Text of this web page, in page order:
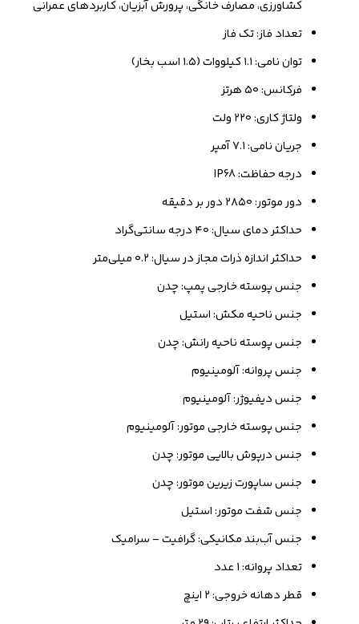
کشاورزی، مصارف خانگی، پرورش آبزیان، کاربردهای عمرانی
تعداد فاز: تک فاز
توان نامی: ۱.۱ کیلووات (۱.۵ اسب بخار)
فرکانس: ۵۰ هرتز
ولتاژ کاری: ۲۲۰ ولت
جریان نامی: ۷.۱ آمپر
درجه حفاظت: IP68
دور موتور: ۲۸۵۰ دور بر دقیقه
حداکثر دمای سیال: ۴۰ درجه سانتی‌گراد
حداکثر اندازه ذرات مجاز در سیال: ۰.۲ میلی‌متر
جنس پوسته خارجی پمپ: چدن
جنس ناحیه مکش: استیل
جنس پوسته ناحیه رانش: چدن
جنس پروانه: آلومینیوم
جنس دیفیوژر: آلومینیوم
جنس پوسته خارجی موتور: آلومینیوم
جنس درپوش بالایی موتور: چدن
جنس ساپورت زیرین موتور: چدن
جنس شفت موتور: استیل
جنس آب‌بند مکانیکی: گرافیت – سرامیک
تعداد پروانه: ۱ عدد
قطر دهانه خروجی: ۲ اینچ